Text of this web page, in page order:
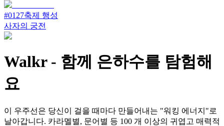
#0127축제 행성
사자의 궁전
Walkr- 함께 은하수를 탐험해
요
이 우주선은 당신이 걸을 때마다 만들어내는 "워킹 에너지"로
날아갑니다. 카라멜별, 문어별 등 100 개 이상의 귀엽고 매력적